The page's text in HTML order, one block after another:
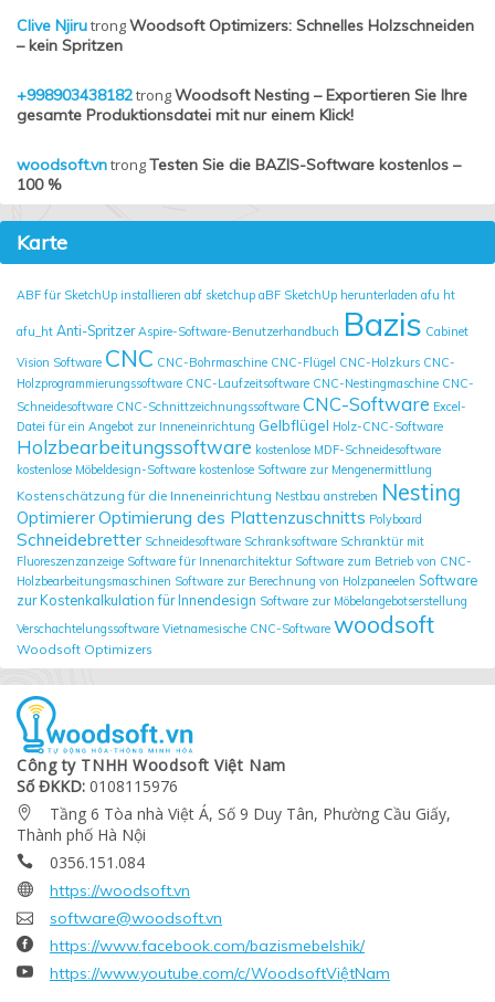
Clive NjirutrongWoodsoft Optimizers: Schnelles Holzschneiden
– kein Spritzen
+998903438182trongWoodsoft Nesting – Exportieren Sie Ihre
gesamte Produktionsdatei mit nur einem Klick!
woodsoft.vntrongTesten Sie die BAZIS-Software kostenlos –
100 %
Karte
ABF für SketchUp installieren abf sketchup aBF SketchUp herunterladen afu ht
afu_ht Anti-Spritzer Aspire-Software-Benutzerhandbuch Bazis Cabinet
Vision Software CNC CNC-Bohrmaschine CNC-Flügel CNC-Holzkurs CNC-
Holzprogrammierungssoftware CNC-Laufzeitsoftware CNC-Nestingmaschine CNC-
Schneidesoftware CNC-Schnittzeichnungssoftware CNC-Software Excel-
Datei für ein Angebot zur Inneneinrichtung Gelbflügel Holz-CNC-Software
Holzbearbeitungssoftware kostenlose MDF-Schneidesoftware
kostenlose Möbeldesign-Software kostenlose Software zur Mengenermittlung
Kostenschätzung für die Inneneinrichtung Nestbau anstreben Nesting
OptimiererOptimierung des Plattenzuschnitts Polyboard
Schneidebretter Schneidesoftware Schranksoftware Schranktür mit
Fluoreszenzanzeige Software für Innenarchitektur Software zum Betrieb von CNC-
Holzbearbeitungsmaschinen Software zur Berechnung von Holzpaneelen Software
zur Kostenkalkulation für Innendesign Software zur Möbelangebotserstellung
Verschachtelungssoftware Vietnamesische CNC-Software woodsoft
Woodsoft Optimizers
Công ty TNHH Woodsoft Việt Nam
Số ĐKKD: 0108115976

Tầng 6 Tòa nhà Việt Á, Số 9 Duy Tân, Phường Cầu Giấy,
Thành phố Hà Nội
 0356.151.084
 https://woodsoft.vn
 software@woodsoft.vn
 https://www.facebook.com/bazismebelshik/
 https://www.youtube.com/c/WoodsoftViệtNam